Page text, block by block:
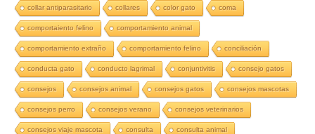
collar antiparasitario collares color gato coma
comportaiento felino comportamiento animal
comportamiento extraño comportamiento felino conciliación
conducta gato conducto lagrimal conjuntivitis consejo gatos
consejos consejos animal consejos gatos consejos mascotas
consejos perro consejos verano consejos veterinarios
consejos viaje mascota consulta consulta animal